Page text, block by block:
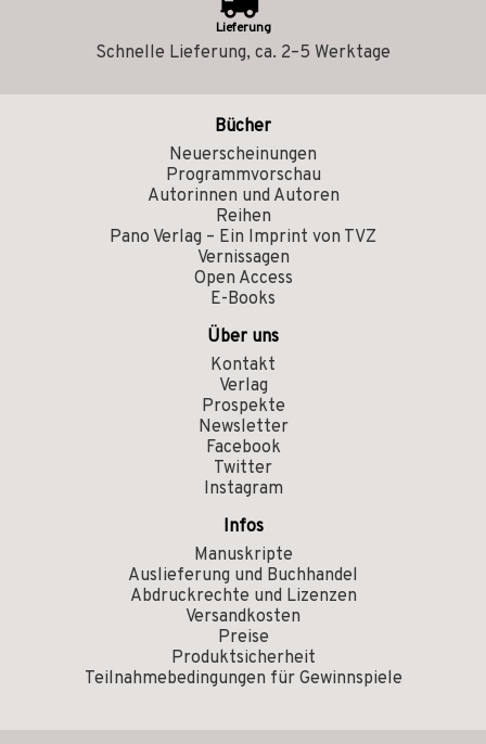
Lieferung
Schnelle Lieferung, ca. 2–5 Werktage
Bücher
Neuerscheinungen
Programmvorschau
Autorinnen und Autoren
Reihen
Pano Verlag – Ein Imprint von TVZ
Vernissagen
Open Access
E-Books
Über uns
Kontakt
Verlag
Prospekte
Newsletter
Facebook
Twitter
Instagram
Infos
Manuskripte
Auslieferung und Buchhandel
Abdruckrechte und Lizenzen
Versandkosten
Preise
Produktsicherheit
Teilnahmebedingungen für Gewinnspiele